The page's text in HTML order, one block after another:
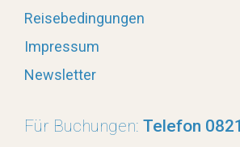
Reisebedingungen
Impressum
Newsletter
Für Buchungen: Telefon